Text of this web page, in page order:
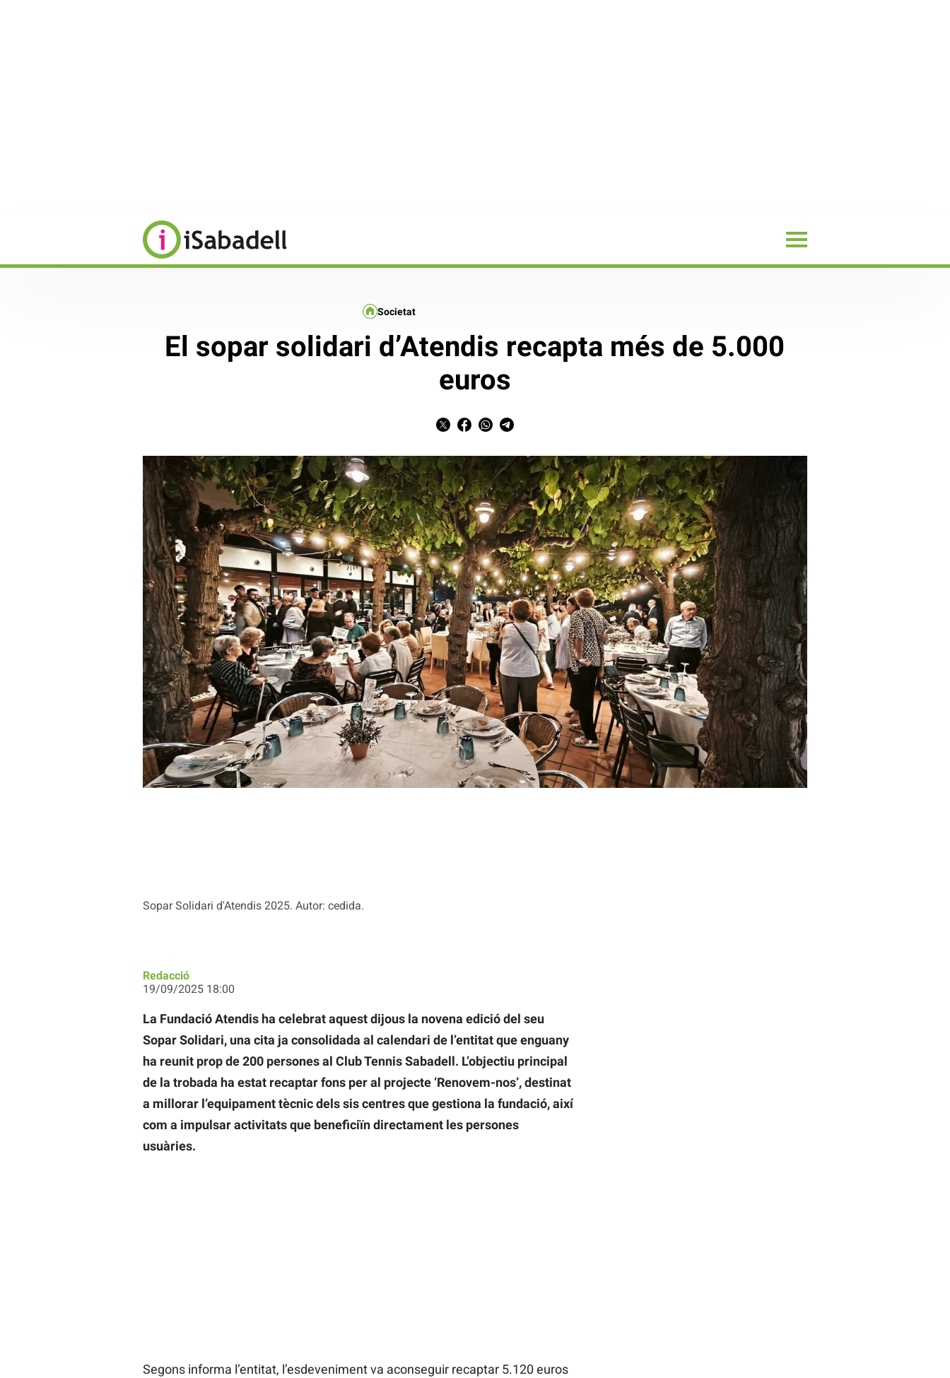
Sopar Solidari d'Atendis 2025. Autor: cedida.
Societat
El sopar solidari d’Atendis recapta més de 5.000
euros
Redacció
19/09/2025 18:00
La Fundació Atendis ha celebrat aquest dijous la novena edició del seu
Sopar Solidari, una cita ja consolidada al calendari de l’entitat que enguany
ha reunit prop de 200 persones al Club Tennis Sabadell. L’objectiu principal
de la trobada ha estat recaptar fons per al projecte ‘Renovem-nos’, destinat
a millorar l’equipament tècnic dels sis centres que gestiona la fundació, així
com a impulsar activitats que beneficiïn directament les persones
usuàries.
Segons informa l’entitat, l’esdeveniment va aconseguir recaptar 5.120 euros